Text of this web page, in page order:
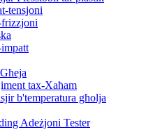
tensjoni
frizzjoni
tax-Xaħam
b'temperatura għolja
Adeżjoni Tester